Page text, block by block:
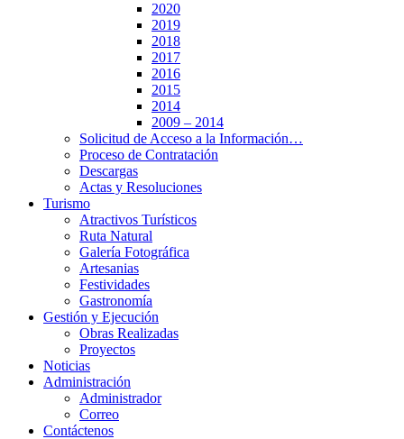
2020
2019
2018
2017
2016
2015
2014
2009 – 2014
Solicitud de Acceso a la Información…
Proceso de Contratación
Descargas
Actas y Resoluciones
Turismo
Atractivos Turísticos
Ruta Natural
Galería Fotográfica
Artesanias
Festividades
Gastronomía
Gestión y Ejecución
Obras Realizadas
Proyectos
Noticias
Administración
Administrador
Correo
Contáctenos